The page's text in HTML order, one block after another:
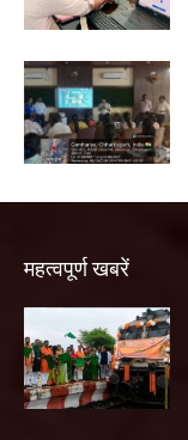
महत्वपूर्ण खबरें